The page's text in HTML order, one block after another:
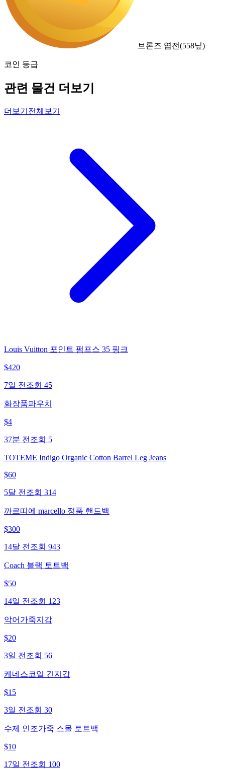
브론즈 엽전(558닢)
코인 등급
관련 물건 더보기
더보기 전체보기
Louis Vuitton 포인트 펌프스 35 핑크
$420
7일 전 조회 45
화장품파우치
$4
37분 전 조회 5
TOTEME Indigo Organic Cotton Barrel Leg Jeans
$60
5달 전 조회 314
까르띠에 marcello 정품 핸드백
$300
14달 전 조회 943
Coach 블랙 토트백
$50
14일 전 조회 123
악어가죽지갑
$20
3일 전 조회 56
케네스코일 긴지갑
$15
3일 전 조회 30
수제 인조가죽 스몰 토트백
$10
17일 전 조회 100